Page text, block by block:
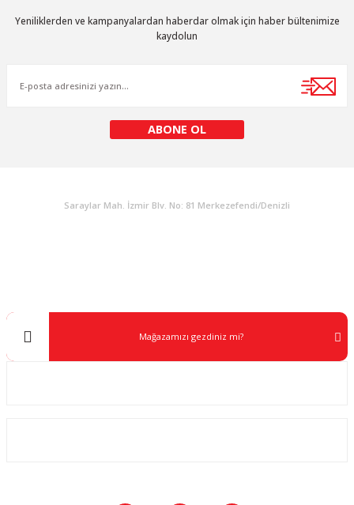
Ürün açıklamasında eksik bilgiler bulunuyor.
Gönder
Yeniliklerden ve kampanyalardan haberdar olmak için haber bültenimize
kaydolun
ABONE OL
Saraylar Mah. İzmir Blv. No: 81 Merkezefendi/Denizli
Mağazamızı gezdiniz mi?